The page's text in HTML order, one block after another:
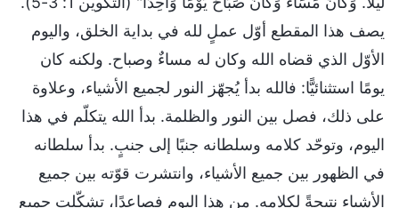
يصف هذا المقطع أوّل عملٍ لله في بداية الخلق، واليوم
الأوّل الذي قضاه الله وكان له مساءٌ وصباح. ولكنه كان
يومًا استثنائيًّا: فالله بدأ يُجهّز النور لجميع الأشياء، وعلاوة
على ذلك، فصل بين النور والظلمة. بدأ الله يتكلّم في هذا
اليوم، وتوحّد كلامه وسلطانه جنبًا إلى جنبٍ. بدأ سلطانه
في الظهور بين جميع الأشياء، وانتشرت قوّته بين جميع
الأشياء نتيجةً لكلامه. من هذا اليوم فصاعدًا، تشكّلت جميع